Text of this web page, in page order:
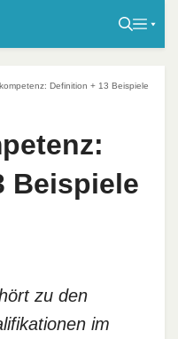
Definition + 13 Beispiele
Beispiele
zu den
im